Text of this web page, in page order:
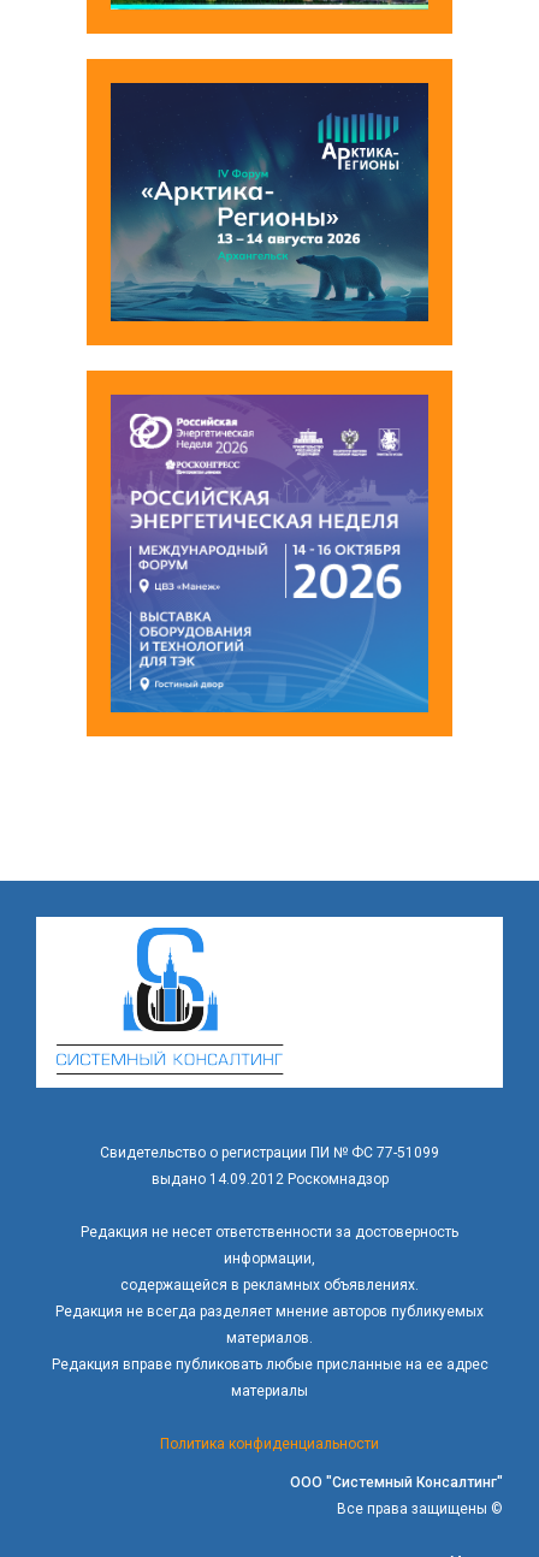
Свидетельство о регистрации ПИ № ФС 77-51099
выдано 14.09.2012 Роскомнадзор
Редакция не несет ответственности за достоверность
информации,
содержащейся в рекламных объявлениях.
Редакция не всегда разделяет мнение авторов публикуемых
материалов.
Редакция вправе публиковать любые присланные на ее адрес
материалы
Политика конфиденциальности
ООО "Системный Консалтинг"
Все права защищены ©